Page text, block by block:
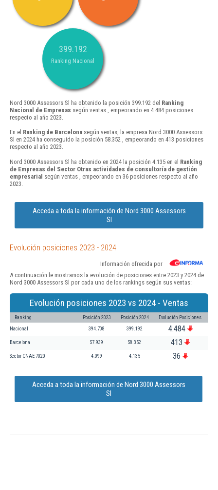
399.192
Ranking Nacional
Nord 3000 Assessors Sl ha obtenido la posición 399.192 del Ranking
Nacional de Empresas según ventas , empeorando en 4.484 posiciones
respecto al año 2023.
En el Ranking de Barcelona según ventas, la empresa Nord 3000 Assessors
Sl en 2024 ha conseguido la posición 58.352 , empeorando en 413 posiciones
respecto al año 2023.
Nord 3000 Assessors Sl ha obtenido en 2024 la posición 4.135 en el Ranking
de Empresas del Sector Otras actividades de consultoría de gestión
empresarial según ventas , empeorando en 36 posiciones respecto al año
2023.
Acceda a toda la información de Nord 3000 Assessors
Sl
Evolución posiciones 2023 - 2024
Información ofrecida por
A continuación le mostramos la evolución de posiciones entre 2023 y 2024 de
Nord 3000 Assessors Sl por cada uno de los rankings según sus ventas:
Evolución posiciones 2023 vs 2024 - Ventas
Ranking Posición 2023 Posición 2024 Evolución Posiciones
Nacional 394.708 399.192 4.484
Barcelona 57.939 58.352 413
Sector CNAE 7020 4.099 4.135 36
Acceda a toda la información de Nord 3000 Assessors
Sl